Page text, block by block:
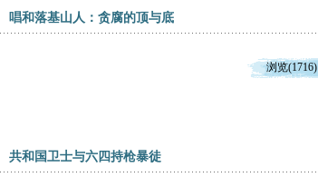
唱和落基山人：贪腐的顶与底
浏览(1716)
共和国卫士与六四持枪暴徒